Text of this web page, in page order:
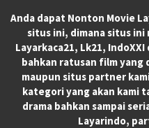
Anda dapat Nonton Movie
situs ini, dimana situs
Layarkaca21, Lk21, IndoXXI
bahkan ratusan film yang
maupun situs partner
kategori yang akan kami
drama bahkan sampai
Layarindo,